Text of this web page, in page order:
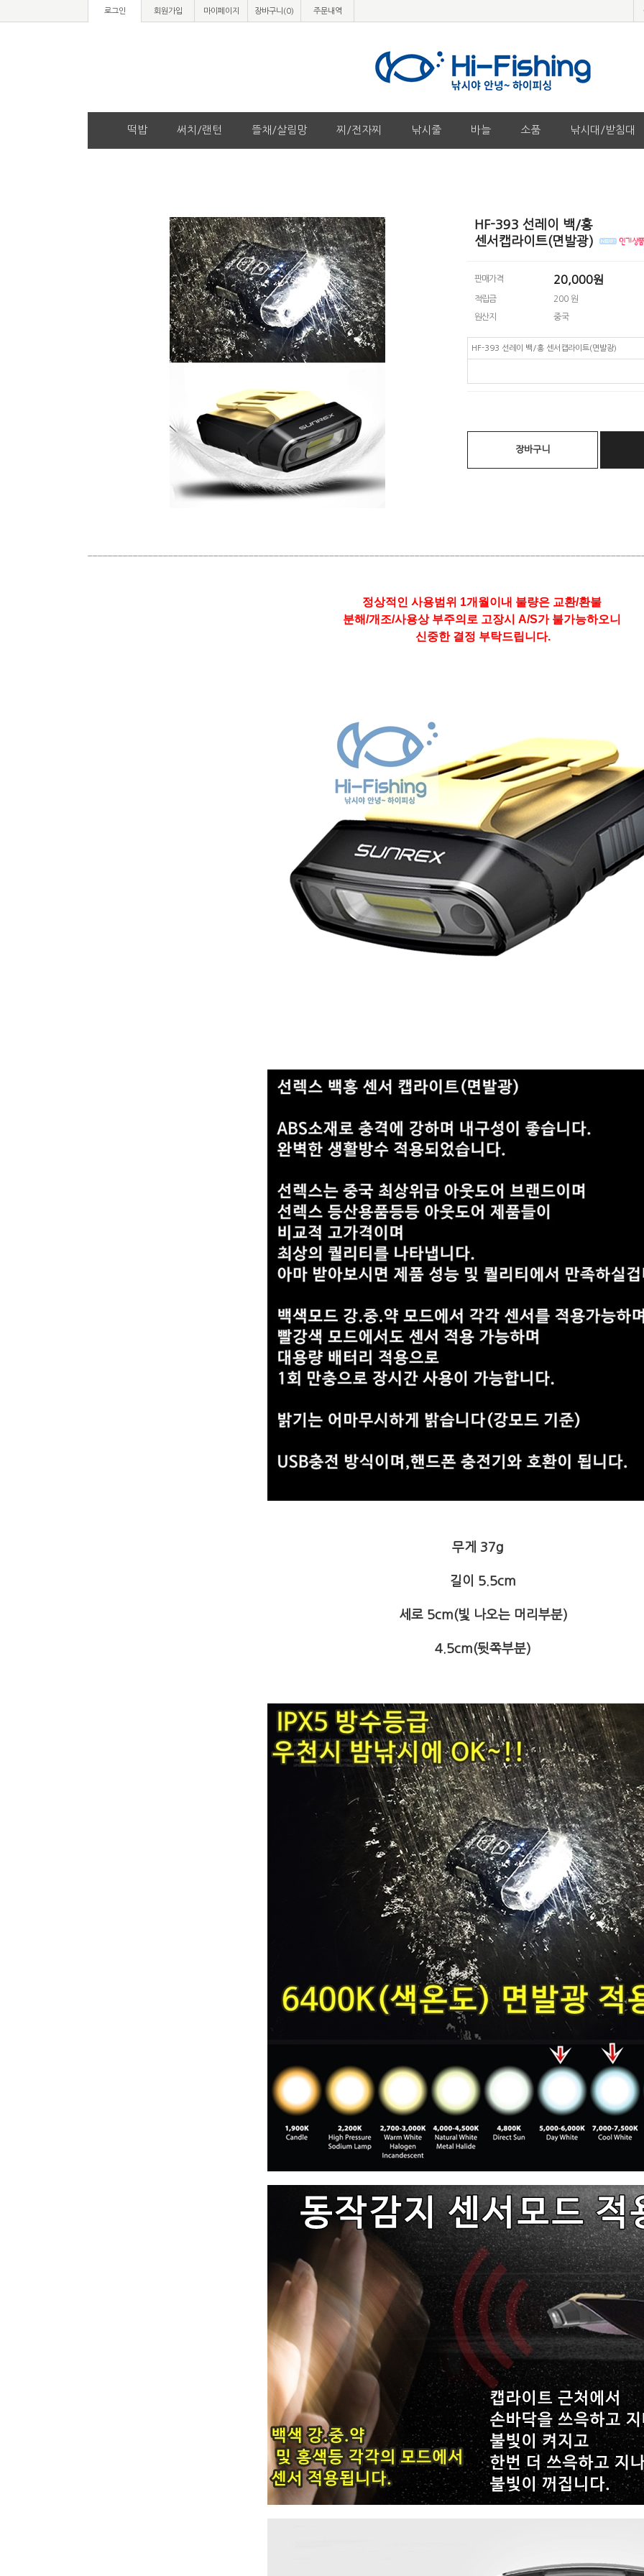
로그인 회원가입 마이페이지 장바구니(0) 주문내역
떡밥 써치/랜턴 뜰채/살림망 찌/전자찌 낚시줄 바늘 소품 낚시대/받침대
HF-393 선레이 백/홍
센서캡라이트(면발광)
판매가격 20,000원
적립금 200 원
원산지 중국
HF-393 선레이 백/홍 센서캡라이트(면발광)
장바구니
정상적인 사용범위 1개월이내 불량은 교환/환불
분해/개조/사용상 부주의로 고장시 A/S가 불가능하오니
신중한 결정 부탁드립니다.
무게 37g
길이 5.5cm
세로 5cm(빛 나오는 머리부분)
4.5cm(뒷쪽부분)